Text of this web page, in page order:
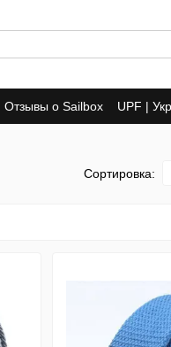
Отзывы о Sailbox UPF |
Сортировка: